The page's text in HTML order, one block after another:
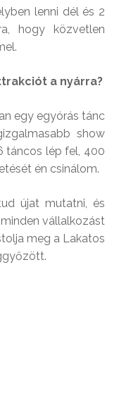
lenni dél és 2
hogy közvetlen
a nyárra?
egy egyórás tánc
show
táncos lép fel, 400
én csinálom.
újat mutatni, és
vállalkozást
meg a Lakatos